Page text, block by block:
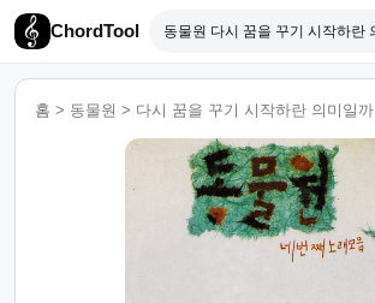
ChordTool
홈 > 동물원 > 다시 꿈을 꾸기 시작하란 의미일까